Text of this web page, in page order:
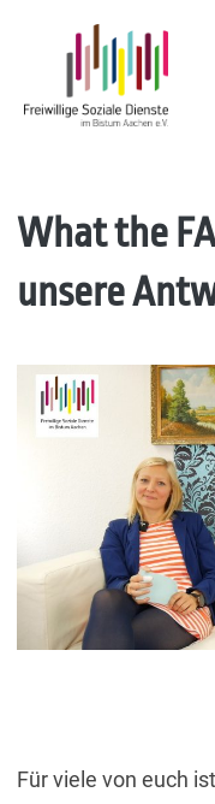
Skip
content
What the
unsere
Für viele von euch